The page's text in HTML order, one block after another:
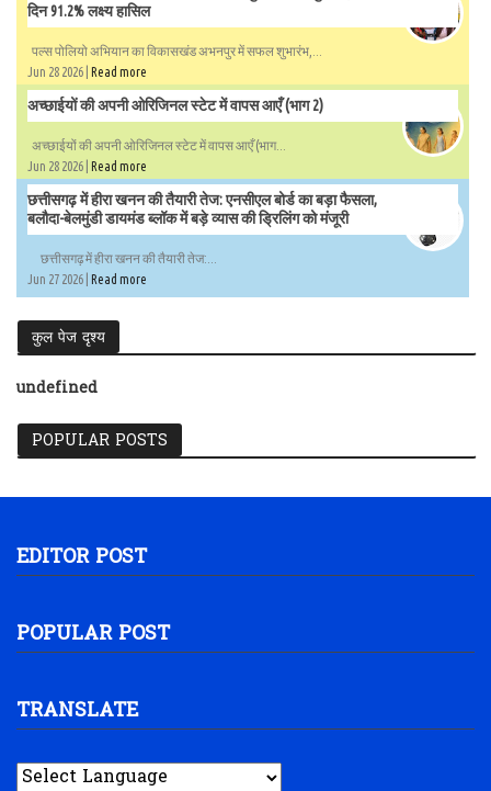
दिन 91.2% लक्ष्य हासिल
पल्स पोलियो अभियान का विकासखंड अभनपुर में सफल शुभारंभ,...
Jun 28 2026 | Read more
अच्छाईयों की अपनी ओरिजिनल स्टेट में वापस आएँ (भाग 2)
अच्छाईयों की अपनी ओरिजिनल स्टेट में वापस आएँ (भाग...
Jun 28 2026 | Read more
छत्तीसगढ़ में हीरा खनन की तैयारी तेज: एनसीएल बोर्ड का बड़ा फैसला,
बलौदा-बेलमुंडी डायमंड ब्लॉक में बड़े व्यास की ड्रिलिंग को मंजूरी
छत्तीसगढ़ में हीरा खनन की तैयारी तेज:...
Jun 27 2026 | Read more
कुल पेज दृश्य
undefined
POPULAR POSTS
EDITOR POST
POPULAR POST
TRANSLATE